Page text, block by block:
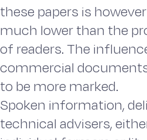
these papers is
much lower than the
of readers. The
commercial
to be more marked.
Spoken information,
technical advisers,